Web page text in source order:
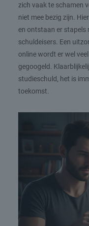
zich vaak te schamen
niet mee bezig zijn.
en ontstaan er stapels
schuldeisers. Een
online wordt er wel
gegoogeld.
studieschuld, het is
toekomst.